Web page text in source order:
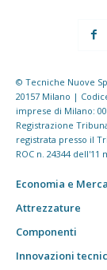
© Tecniche Nuove
20157 Milano |
imprese di Milano:
Registrazione
registrata presso il
ROC n. 24344 dell'11
Economia e
Attrezzature
Componenti
Innovazioni